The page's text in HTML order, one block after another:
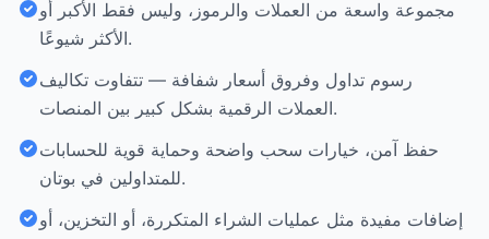
مجموعة واسعة من العملات والرموز، وليس فقط الأكبر أو
الأكثر شيوعًا.
رسوم تداول وفروق أسعار شفافة — تتفاوت تكاليف
العملات الرقمية بشكل كبير بين المنصات.
حفظ آمن، خيارات سحب واضحة وحماية قوية للحسابات
للمتداولين في بوتان.
إضافات مفيدة مثل عمليات الشراء المتكررة، أو التخزين، أو